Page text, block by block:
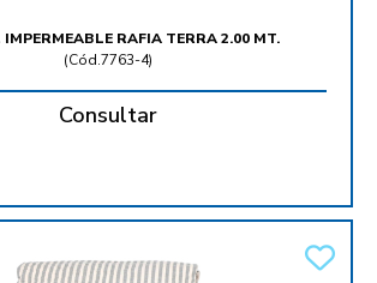
RAFIA TERRA 2.00 MT.
(Cód.7763-4)
Consultar